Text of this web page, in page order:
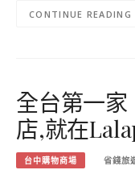
CONTINUE READING
全台第一
店,就在
台中購物商場 省錢旅